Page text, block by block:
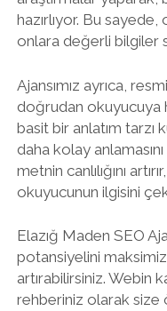
hazırlıyor. Bu
onlara değerli bilgiler
Ajansımız ayrıca,
doğrudan okuyucuya
basit bir anlatım tarzı
daha kolay
metnin canlılığını
okuyucunun ilgisini
Elazığ Maden SEO
potansiyelini
artırabilirsiniz. Webin
rehberiniz olarak